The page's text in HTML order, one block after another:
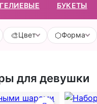
ГЕЛИЕВЫЕ БУКЕТЫ
🎨Цвет ⬡Форма
для девушки